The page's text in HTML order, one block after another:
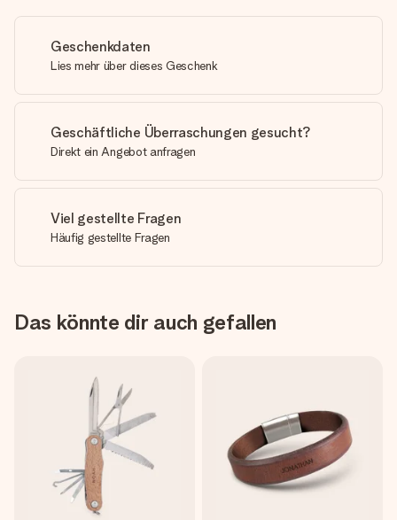
Geschenkdaten
Lies mehr über dieses Geschenk
Geschäftliche Überraschungen gesucht?
Direkt ein Angebot anfragen
Viel gestellte Fragen
Häufig gestellte Fragen
Das könnte dir auch gefallen